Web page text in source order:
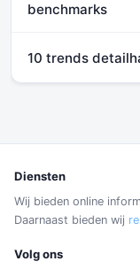
benchmarks
10 trends
Diensten
Wij bieden online
Daarnaast bieden wij
Volg ons